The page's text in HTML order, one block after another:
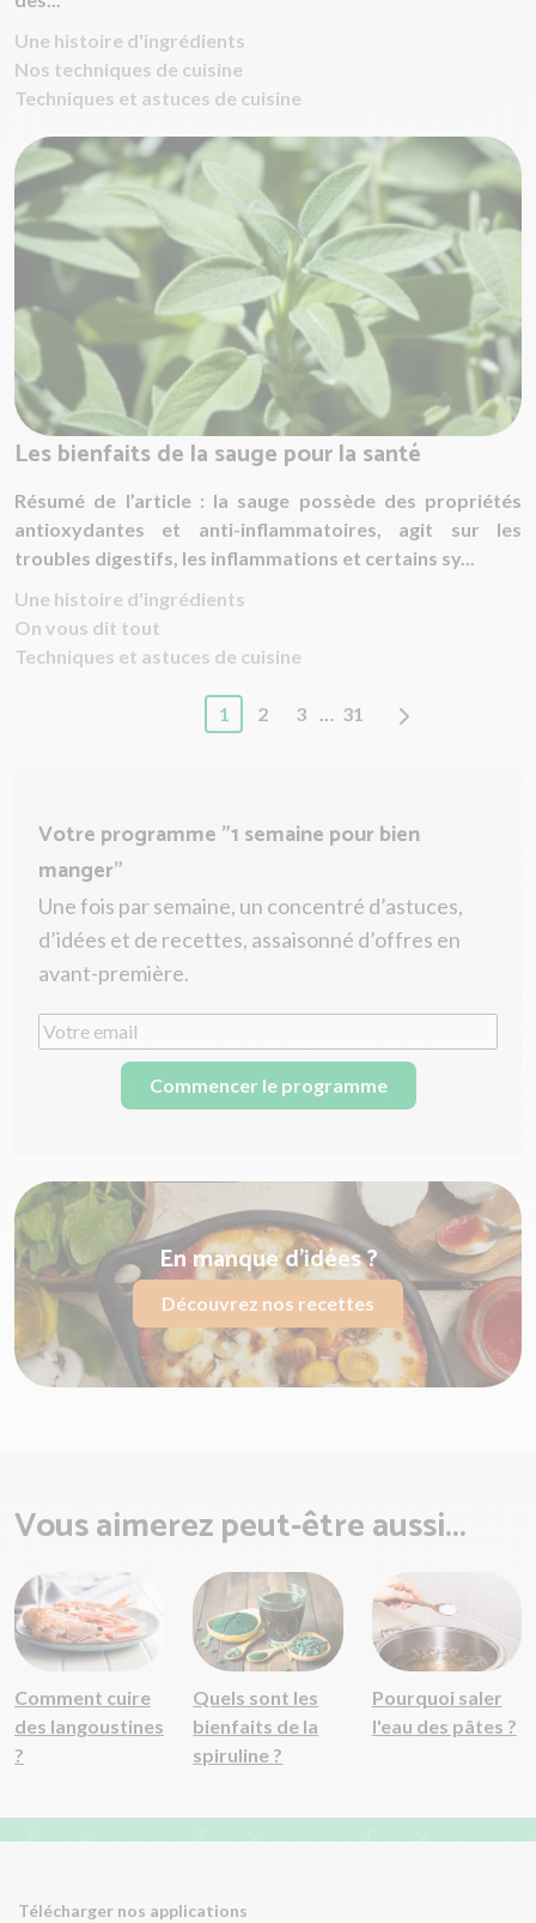
Une histoire d'ingrédients
Nos techniques de cuisine
Techniques et astuces de cuisine
Les bienfaits de la sauge pour la santé
Résumé de l’article : la sauge possède des propriétés
antioxydantes et anti-inflammatoires, agit sur les
troubles digestifs, les inflammations et certains sy...
Une histoire d'ingrédients
On vous dit tout
Techniques et astuces de cuisine
1 2 3 … 31
Votre programme "1 semaine pour bien
manger"
Une fois par semaine, un concentré d’astuces,
d’idées et de recettes, assaisonné d’offres en
avant-première.
Commencer le programme
En manque d'idées ?
Découvrez nos recettes
Vous aimerez peut-être aussi...
Comment cuire
des langoustines
?
Quels sont les
bienfaits de la
spiruline ?
Pourquoi saler
l'eau des pâtes ?
Télécharger nos applications